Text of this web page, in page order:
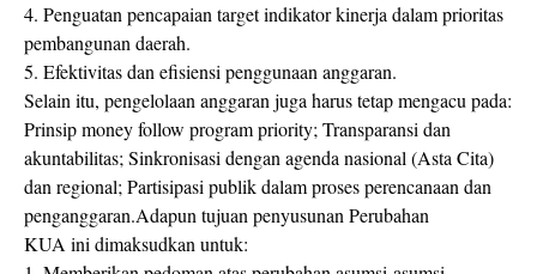
4. Penguatan pencapaian target indikator kinerja dalam prioritas
pembangunan daerah.
5. Efektivitas dan efisiensi penggunaan anggaran.
Selain itu, pengelolaan anggaran juga harus tetap mengacu pada:
Prinsip money follow program priority; Transparansi dan
akuntabilitas; Sinkronisasi dengan agenda nasional (Asta Cita)
dan regional; Partisipasi publik dalam proses perencanaan dan
penganggaran.Adapun tujuan penyusunan Perubahan
KUA ini dimaksudkan untuk: